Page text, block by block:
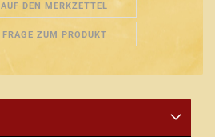
AUF DEN MERKZETTEL
FRAGE ZUM PRODUKT